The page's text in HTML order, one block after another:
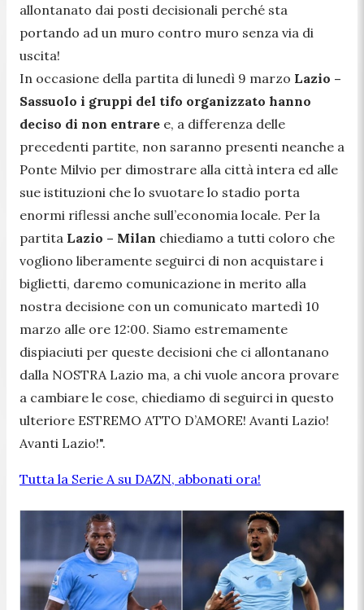
allontanato dai posti decisionali perché sta
portando ad un muro contro muro senza via di
uscita!
In occasione della partita di lunedì 9 marzo Lazio –
Sassuolo i gruppi del tifo organizzato hanno
deciso di non entrare e, a differenza delle
precedenti partite, non saranno presenti neanche a
Ponte Milvio per dimostrare alla città intera ed alle
sue istituzioni che lo svuotare lo stadio porta
enormi riflessi anche sull’economia locale. Per la
partita Lazio – Milan chiediamo a tutti coloro che
vogliono liberamente seguirci di non acquistare i
biglietti, daremo comunicazione in merito alla
nostra decisione con un comunicato martedì 10
marzo alle ore 12:00. Siamo estremamente
dispiaciuti per queste decisioni che ci allontanano
dalla NOSTRA Lazio ma, a chi vuole ancora provare
a cambiare le cose, chiediamo di seguirci in questo
ulteriore ESTREMO ATTO D’AMORE! Avanti Lazio!
Avanti Lazio!".
Tutta la Serie A su DAZN, abbonati ora!